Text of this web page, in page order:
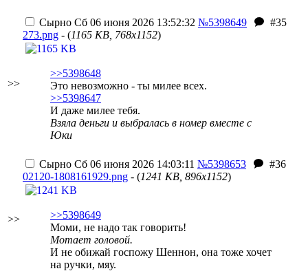
>>
Сырно Сб 06 июня 2026 13:52:32 №5398649
#35
273.png - (1165 KB, 768x1152)
>>5398648
Это невозможно - ты милее всех.
>>5398647
И даже милее тебя.
Взяла деньги и выбралась в номер вместе с
Юки
>>
Сырно Сб 06 июня 2026 14:03:11 №5398653
#36
02120-1808161929.png - (1241 KB, 896x1152)
>>5398649
Моми, не надо так говорить!
Мотает головой.
И не обижай госпожу Шеннон, она тоже хочет
на ручки, мяу.